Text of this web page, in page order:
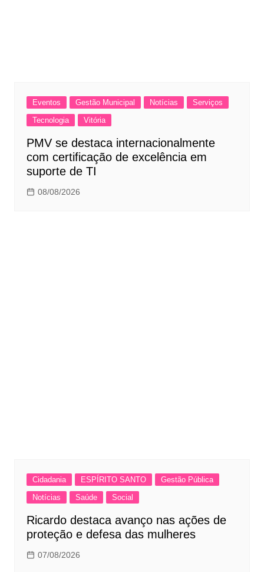
Eventos Gestão Municipal Notícias
Serviços
Tecnologia
Vitória
PMV se destaca internacionalmente
com certificação de excelência em
suporte de TI
08/08/2026
Cidadania ESPÍRITO SANTO
Gestão Pública
Notícias
Saúde Social
Ricardo destaca avanço nas ações de
proteção e defesa das mulheres
07/08/2026